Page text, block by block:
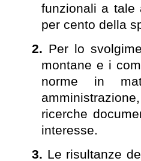
funzionali a tale
per cento della
2. Per lo
montane e i
norme in
ricerche
interesse.
3. Le risultanze